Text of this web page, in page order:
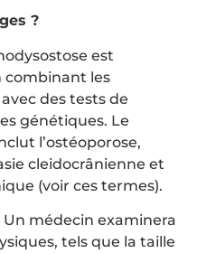
?
est
combinant les
des tests de
génétiques. Le
l’ostéoporose,
cleidocrânienne et
(voir ces termes).
Un médecin examinera
tels que la taille